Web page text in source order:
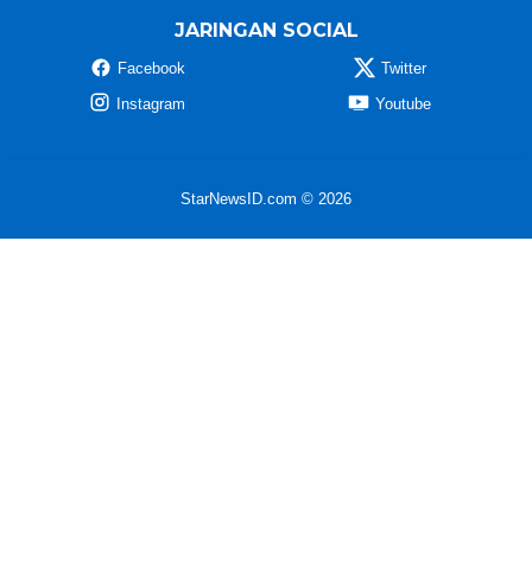
JARINGAN SOCIAL
Facebook
Twitter
Instagram
Youtube
StarNewsID.com © 2026